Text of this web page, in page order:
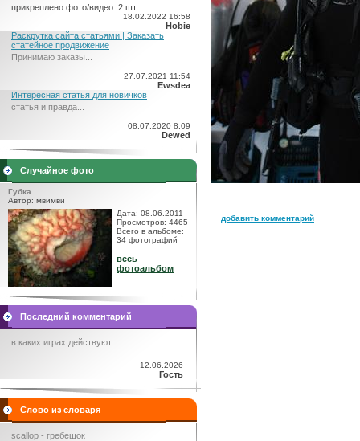
прикреплено фото/видео: 2 шт.
18.02.2022 16:58
Hobie
Раскрутка сайта статьями | Заказать
статейное продвижение
Принимаю заказы...
27.07.2021 11:54
Ewsdea
Интересная статья для новичков
статья и правда...
08.07.2020 8:09
Dewed
Случайное фото
Губка
Автор: мвимви
Дата: 08.06.2011
Просмотров: 4465
Всего в альбоме:
34 фотографий
весь
фотоальбом
Последний комментарий
в каких играх действуют ...
12.06.2026
Гость
Слово из словаря
scallop - гребешок
добавить комментарий